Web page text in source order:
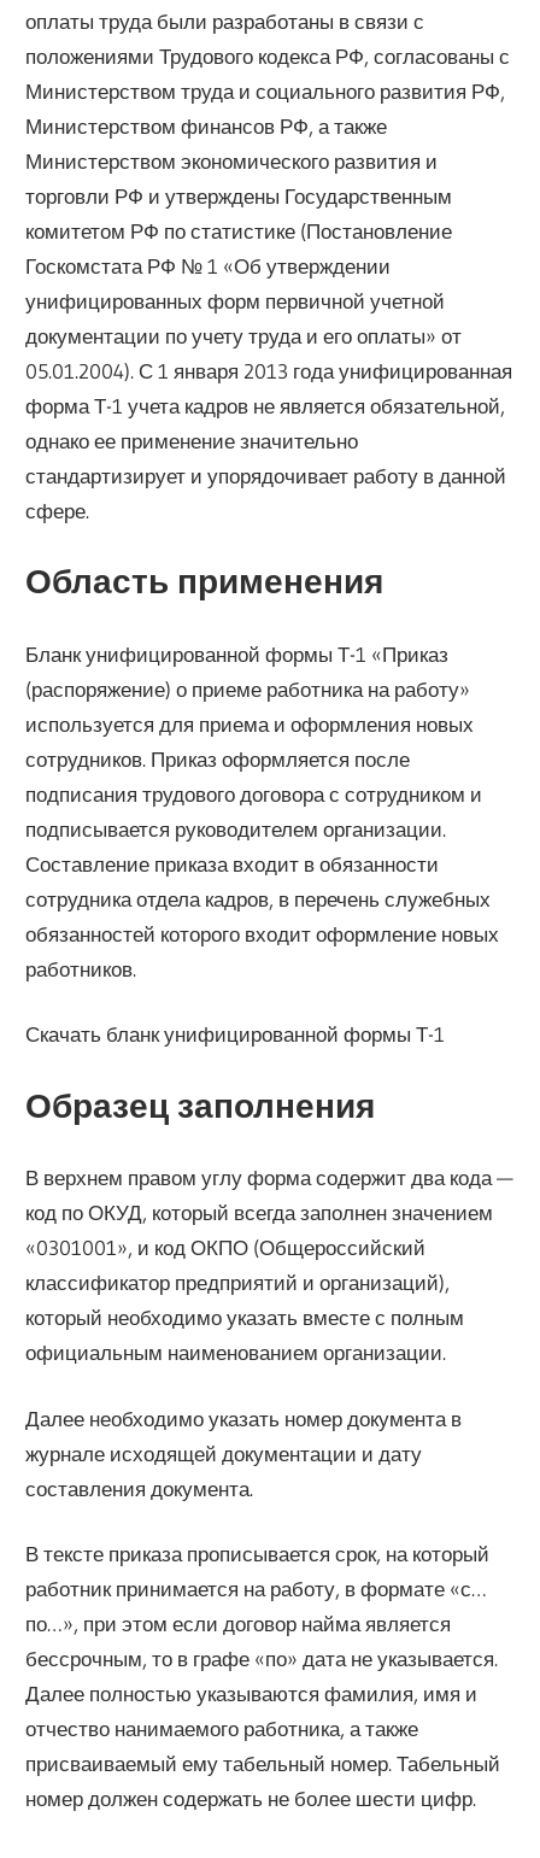
оплаты труда были разработаны в связи с
положениями Трудового кодекса РФ, согласованы с
Министерством труда и социального развития РФ,
Министерством финансов РФ, а также
Министерством экономического развития и
торговли РФ и утверждены Государственным
комитетом РФ по статистике (Постановление
Госкомстата РФ № 1 «Об утверждении
унифицированных форм первичной учетной
документации по учету труда и его оплаты» от
05.01.2004). С 1 января 2013 года унифицированная
форма Т-1 учета кадров не является обязательной,
однако ее применение значительно
стандартизирует и упорядочивает работу в данной
сфере.
Область применения
Бланк унифицированной формы Т-1 «Приказ
(распоряжение) о приеме работника на работу»
используется для приема и оформления новых
сотрудников. Приказ оформляется после
подписания трудового договора с сотрудником и
подписывается руководителем организации.
Составление приказа входит в обязанности
сотрудника отдела кадров, в перечень служебных
обязанностей которого входит оформление новых
работников.
Скачать бланк унифицированной формы Т-1
Образец заполнения
В верхнем правом углу форма содержит два кода —
код по ОКУД, который всегда заполнен значением
«0301001», и код ОКПО (Общероссийский
классификатор предприятий и организаций),
который необходимо указать вместе с полным
официальным наименованием организации.
Далее необходимо указать номер документа в
журнале исходящей документации и дату
составления документа.
В тексте приказа прописывается срок, на который
работник принимается на работу, в формате «с…
по…», при этом если договор найма является
бессрочным, то в графе «по» дата не указывается.
Далее полностью указываются фамилия, имя и
отчество нанимаемого работника, а также
присваиваемый ему табельный номер. Табельный
номер должен содержать не более шести цифр.